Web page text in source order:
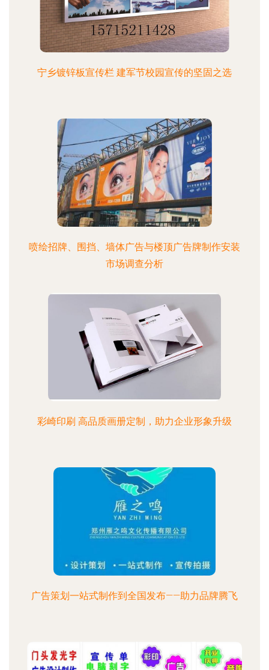
宁乡镀锌板宣传栏 建军节校园宣传的坚固之选
喷绘招牌、围挡、墙体广告与楼顶广告牌制作安装
市场调查分析
彩崎印刷 高品质画册定制，助力企业形象升级
广告策划一站式制作到全国发布——助力品牌腾飞